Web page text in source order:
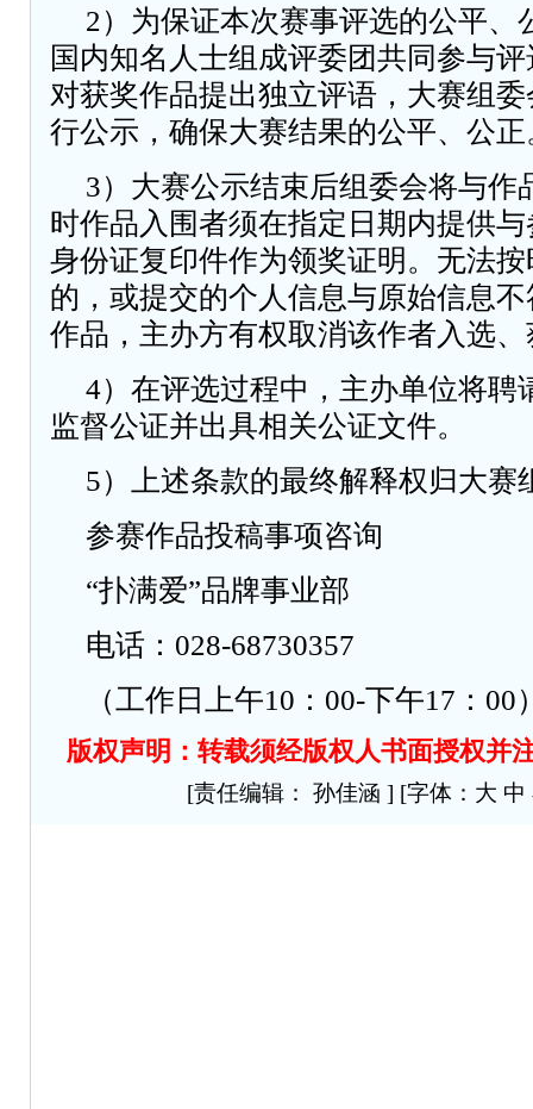
2）为保证本次赛事评选的公平、
国内知名人士组成评委团共同参与
对获奖作品提出独立评语，大赛组
行公示，确保大赛结果的公平、公正
3）大赛公示结束后组委会将与作
时作品入围者须在指定日期内提供
身份证复印件作为领奖证明。无法
的，或提交的个人信息与原始信息
作品，主办方有权取消该作者入选
4）在评选过程中，主办单位将聘
监督公证并出具相关公证文件。
5）上述条款的最终解释权归大赛
参赛作品投稿事项咨询
“扑满爱”品牌事业部
电话：028-68730357
（工作日上午10：00-下午17：00
版权声明 ：转载须经版权人书面授权并
[责任编辑： 孙佳涵 ] [字体： 大 中